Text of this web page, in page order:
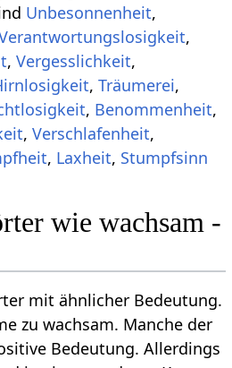
Unbesonnenheit,
,
, Vergesslichkeit,
, Träumerei,
, Benommenheit,
, Verschlafenheit,
, Laxheit, Stumpfsinn
wie wachsam -
mit ähnlicher Bedeutung.
zu wachsam. Manche der
Bedeutung. Allerdings